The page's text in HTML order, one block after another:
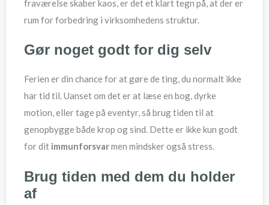
fraværelse skaber kaos, er det et klart tegn på, at der er
rum for forbedring i virksomhedens struktur.
Gør noget godt for dig selv
Ferien er din chance for at gøre de ting, du normalt ikke
har tid til. Uanset om det er at læse en bog, dyrke
motion, eller tage på eventyr, så brug tiden til at
genopbygge både krop og sind. Dette er ikke kun godt
for dit immunforsvarmen mindsker også stress.
Brug tiden med dem du holder
af